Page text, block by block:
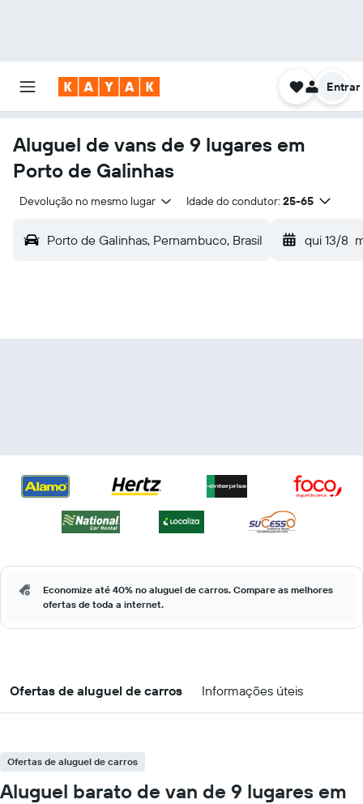
Entrar
Aluguel de vans de 9 lugares em
Porto de Galinhas
Devolução no mesmo lugar Idade do condutor: 25-65
Porto de Galinhas, Pernambuco, Brasil qui 13/8
Economize até 40% no aluguel de carros. Compare as melhores
ofertas de toda a internet.
Ofertas de aluguel de carros Informações úteis
Ofertas de aluguel de carros
Aluguel barato de van de 9 lugares em